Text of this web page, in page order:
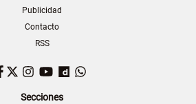
Publicidad
Contacto
RSS
Facebook
TwitterInstagram
YouTubeDailymotion
Secciones